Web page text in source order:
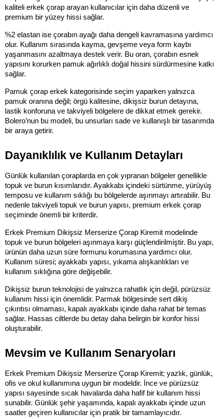
kaliteli erkek çorap arayan kullanıcılar için daha düzenli ve
premium bir yüzey hissi sağlar.
%2 elastan ise çorabın ayağı daha dengeli kavramasına yardımcı
olur. Kullanım sırasında kayma, gevşeme veya form kaybı
yaşanmasını azaltmaya destek verir. Bu oran, çorabın esnek
yapısını korurken pamuk ağırlıklı doğal hissini sürdürmesine katkı
sağlar.
Pamuk çorap erkek kategorisinde seçim yaparken yalnızca
pamuk oranına değil; örgü kalitesine, dikişsiz burun detayına,
lastik konforuna ve takviyeli bölgelere de dikkat etmek gerekir.
Bolero’nun bu modeli, bu unsurları sade ve kullanışlı bir tasarımda
bir araya getirir.
Dayanıklılık ve Kullanım Detayları
Günlük kullanılan çoraplarda en çok yıpranan bölgeler genellikle
topuk ve burun kısımlarıdır. Ayakkabı içindeki sürtünme, yürüyüş
temposu ve kullanım sıklığı bu bölgelerde aşınmayı artırabilir. Bu
nedenle takviyeli topuk ve burun yapısı, premium erkek çorap
seçiminde önemli bir kriterdir.
Erkek Premium Dikişsiz Merserize Çorap Kiremit modelinde
topuk ve burun bölgeleri aşınmaya karşı güçlendirilmiştir. Bu yapı,
ürünün daha uzun süre formunu korumasına yardımcı olur.
Kullanım süresi; ayakkabı yapısı, yıkama alışkanlıkları ve
kullanım sıklığına göre değişebilir.
Dikişsiz burun teknolojisi de yalnızca rahatlık için değil, pürüzsüz
kullanım hissi için önemlidir. Parmak bölgesinde sert dikiş
çıkıntısı olmaması, kapalı ayakkabı içinde daha rahat bir temas
sağlar. Hassas ciltlerde bu detay daha belirgin bir konfor hissi
oluşturabilir.
Mevsim ve Kullanım Senaryoları
Erkek Premium Dikişsiz Merserize Çorap Kiremit; yazlık, günlük,
ofis ve okul kullanımına uygun bir modeldir. İnce ve pürüzsüz
yapısı sayesinde sıcak havalarda daha hafif bir kullanım hissi
sunabilir. Günlük şehir yaşamında, kapalı ayakkabı içinde uzun
saatler geçiren kullanıcılar için pratik bir tamamlayıcıdır.